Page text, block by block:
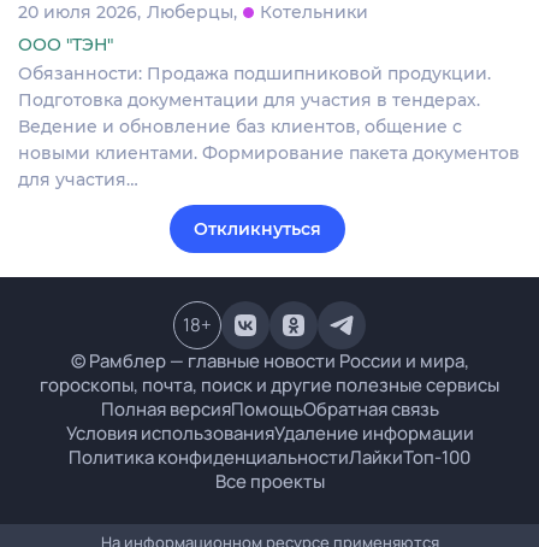
20 июля 2026 Люберцы
Котельники
ООО "ТЭН"
Обязанности: Продажа подшипниковой продукции.
Подготовка документации для участия в тендерах.
Ведение и обновление баз клиентов, общение с
новыми клиентами. Формирование пакета документов
для участия…
Откликнуться
© Рамблер — главные новости России и мира,
гороскопы, почта, поиск и другие полезные сервисы
Полная версияПомощьОбратная связь
Условия использованияУдаление информации
Политика конфиденциальностиЛайкиТоп-100
Все проекты
18+
На информационном ресурсе применяются